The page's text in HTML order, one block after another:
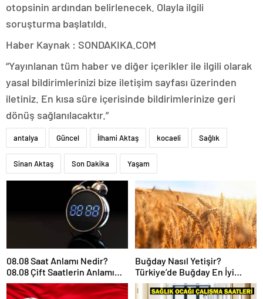
otopsinin ardından belirlenecek. Olayla ilgili
soruşturma başlatıldı.
Haber Kaynak : SONDAKIKA.COM
“Yayınlanan tüm haber ve diğer içerikler ile ilgili olarak
yasal bildirimlerinizi bize iletişim sayfası üzerinden
iletiniz. En kısa süre içerisinde bildirimlerinize geri
dönüş sağlanılacaktır.”
antalya Güncel İlhami Aktaş kocaeli Sağlık
Sinan Aktaş Son Dakika Yaşam
08.08 Saat Anlamı Nedir?
08.08 Çift Saatlerin Anlamı
Nasıl Yorumlanır?
Buğday Nasıl Yetişir?
Türkiye’de Buğday En İyi
Nerede Yetişir?